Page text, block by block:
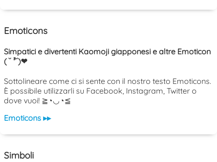
Emoticons
Simpatici e divertenti Kaomoji giapponesi e altre Emoticon
( ˘ ³˘)❤
Sottolineare come ci si sente con il nostro testo Emoticons.
È possibile utilizzarli su Facebook, Instagram, Twitter o
dove vuoi! ≧◔◡◔≦
Emoticons ▸▸
Simboli